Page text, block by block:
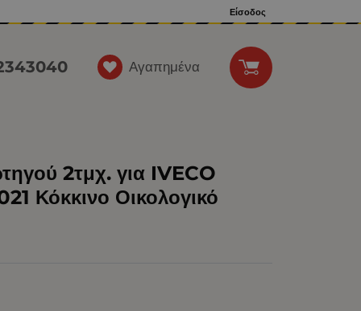
Είσοδος
Αγαπημένα
2τμχ. για IVECO
Κόκκινο Οικολογικό